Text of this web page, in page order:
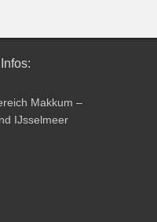
Makkum –
IJsselmeer